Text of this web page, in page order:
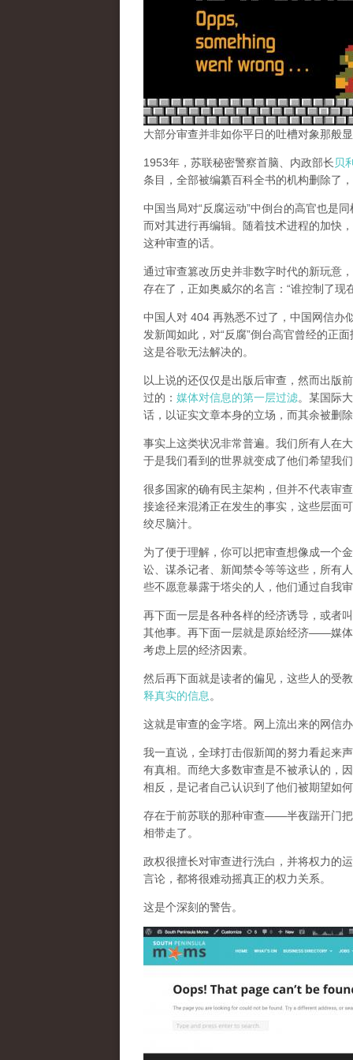
大部分审查并非如你平日的吐槽对象那般
1953年，苏联秘密警察首脑、内政部长贝
条目，全部被编纂百科全书的机构删除了
中国当局对“反腐运动”中倒台的高官也是
而对其进行再编辑。随着技术进程的加快
这种审查的话。
通过审查篡改历史并非数字时代的新玩意
存在了，正如奥威尔的名言：“谁控制了
中国人对 404 再熟悉不过了，中国网信办
发新闻如此，对“反腐”倒台高官曾经的正
这是谷歌无法解决的。
以上说的还仅仅是出版后审查，然而出版
过的： 媒体对信息的第一层过滤。某国际
话，以证实文章本身的立场，而其余被删
事实上这类状况非常普遍。我们所有人在
于是我们看到的世界就变成了他们希望我
很多国家的确有民主架构，但并不代表审
接途径来混淆正在发生的事实，这些层面
绞尽脑汁。
为了便于理解，你可以把审查想像成一个
讼、谋杀记者、新闻禁令等等这些，所有
些不愿意暴露于塔尖的人，他们通过自我
再下面一层是各种各样的经济诱导，或者
其他事。再下面一层就是原始经济——媒
考虑上层的经济因素。
然后再下面就是读者的偏见，这些人的受
释真实的信息 。
这就是审查的金字塔。网上流出来的网信
我一直说，全球打击假新闻的努力看起来
有真相。而绝大多数审查是不被承认的，
相反，是记者自己认识到了他们被期望如
存在于前苏联的那种审查——半夜踹开门
相带走了。
政权很擅长对审查进行洗白，并将权力的
言论，都将很难动摇真正的权力关系。
这是个深刻的警告。